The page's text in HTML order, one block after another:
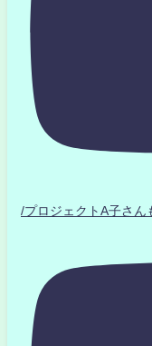
/プロジェクトA子さ